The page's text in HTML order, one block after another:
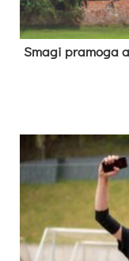
Sma­gi pra­mo­ga